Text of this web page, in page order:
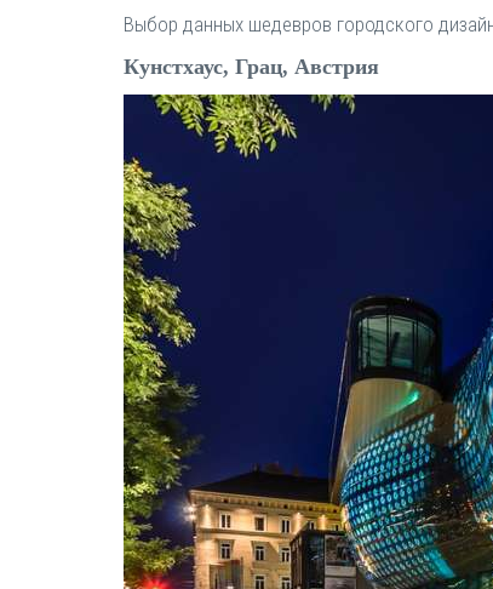
Выбор данных шедевров городского
Кунстхаус, Грац, Австрия